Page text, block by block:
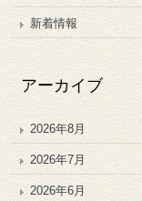
新着情報
アーカイブ
2026年8月
2026年7月
2026年6月